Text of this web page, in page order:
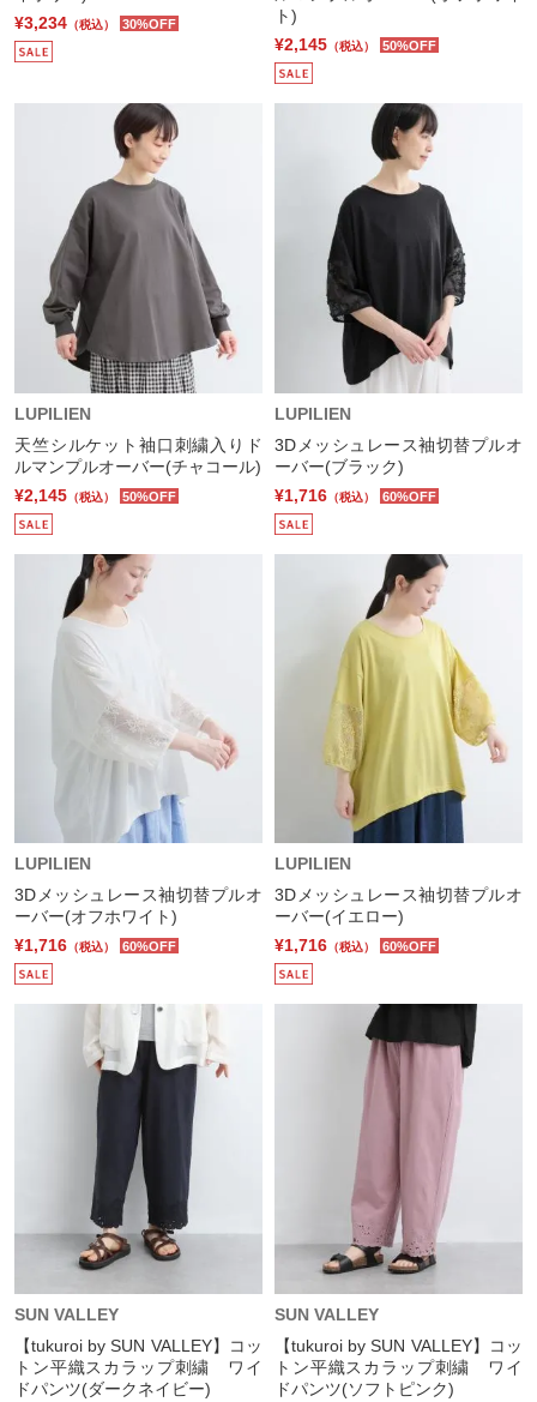
¥3,234 （税込） 30%OFF
ト)
¥2,145 （税込） 50%OFF
LUPILIEN
天竺シルケット袖口刺繍入りド
ルマンプルオーバー(チャコール)
¥2,145 （税込） 50%OFF
LUPILIEN
3Dメッシュレース袖切替プルオ
ーバー(ブラック)
¥1,716 （税込） 60%OFF
LUPILIEN
3Dメッシュレース袖切替プルオ
ーバー(オフホワイト)
¥1,716 （税込） 60%OFF
LUPILIEN
3Dメッシュレース袖切替プルオ
ーバー(イエロー)
¥1,716 （税込） 60%OFF
SUN VALLEY
【tukuroi by SUN VALLEY】コッ
トン平織スカラップ刺繍 ワイ
ドパンツ(ダークネイビー)
SUN VALLEY
【tukuroi by SUN VALLEY】コッ
トン平織スカラップ刺繍 ワイ
ドパンツ(ソフトピンク)